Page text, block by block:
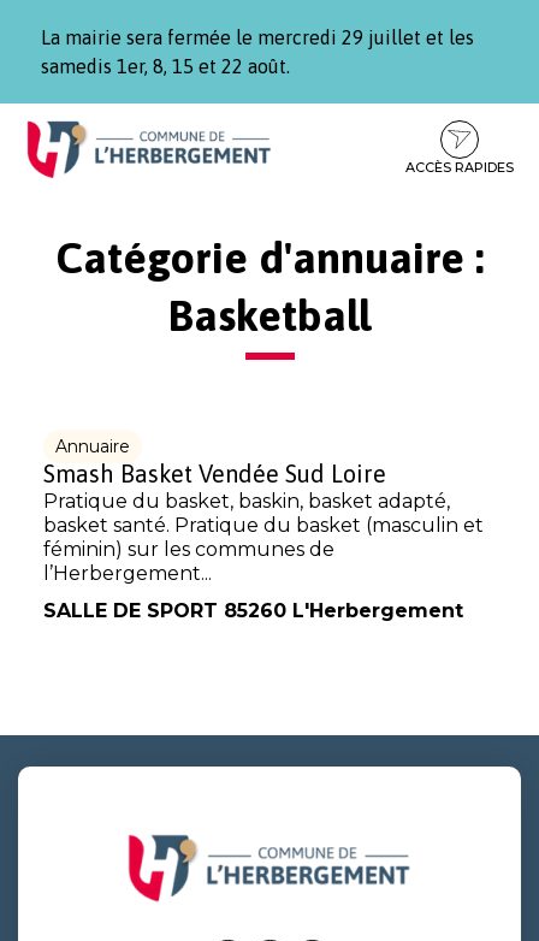
La mairie sera fermée le mercredi 29 juillet et les
samedis 1er, 8, 15 et 22 août.
Aller
Aller
contenu
Aller
pied
ACCÈS RAPIDES
Catégorie d'annuaire :
Basketball
Annuaire
Smash Basket Vendée Sud Loire
Pratique du basket, baskin, basket adapté,
basket santé. Pratique du basket (masculin et
féminin) sur les communes de
l’Herbergement...
SALLE DE SPORT 85260 L'Herbergement